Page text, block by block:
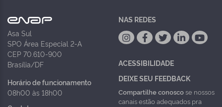
Asa Sul
SPO Área Especial 2-A
CEP 70.610-900
Brasília/DF
Horário de funcionamento
08h00 às 18h00
NAS REDES
ACESSIBILIDADE
DEIXE SEU FEEDBACK
Compartilhe conoscose nossos
canais estão adequados pra